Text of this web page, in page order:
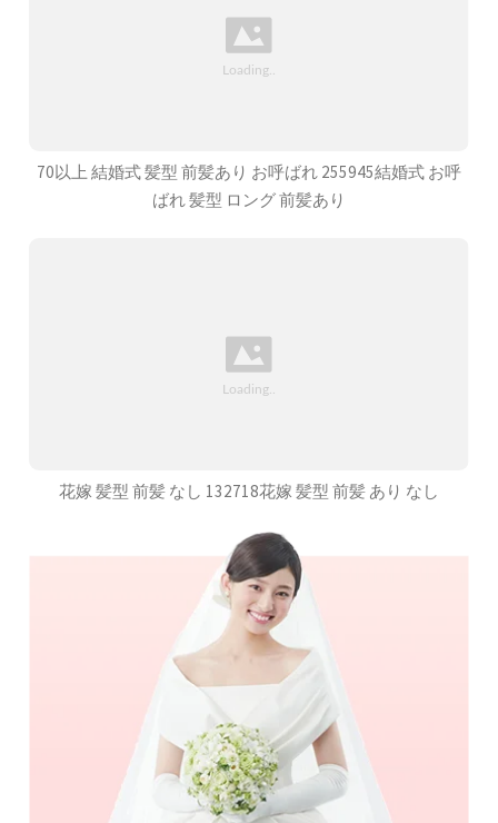
70以上 結婚式 髪型 前髪あり お呼ばれ 255945結婚式 お呼
ばれ 髪型 ロング 前髪あり
花嫁 髪型 前髪 なし 132718花嫁 髪型 前髪 あり なし